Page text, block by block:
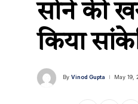
सोने की
किया
By Vinod Gupta May 19,